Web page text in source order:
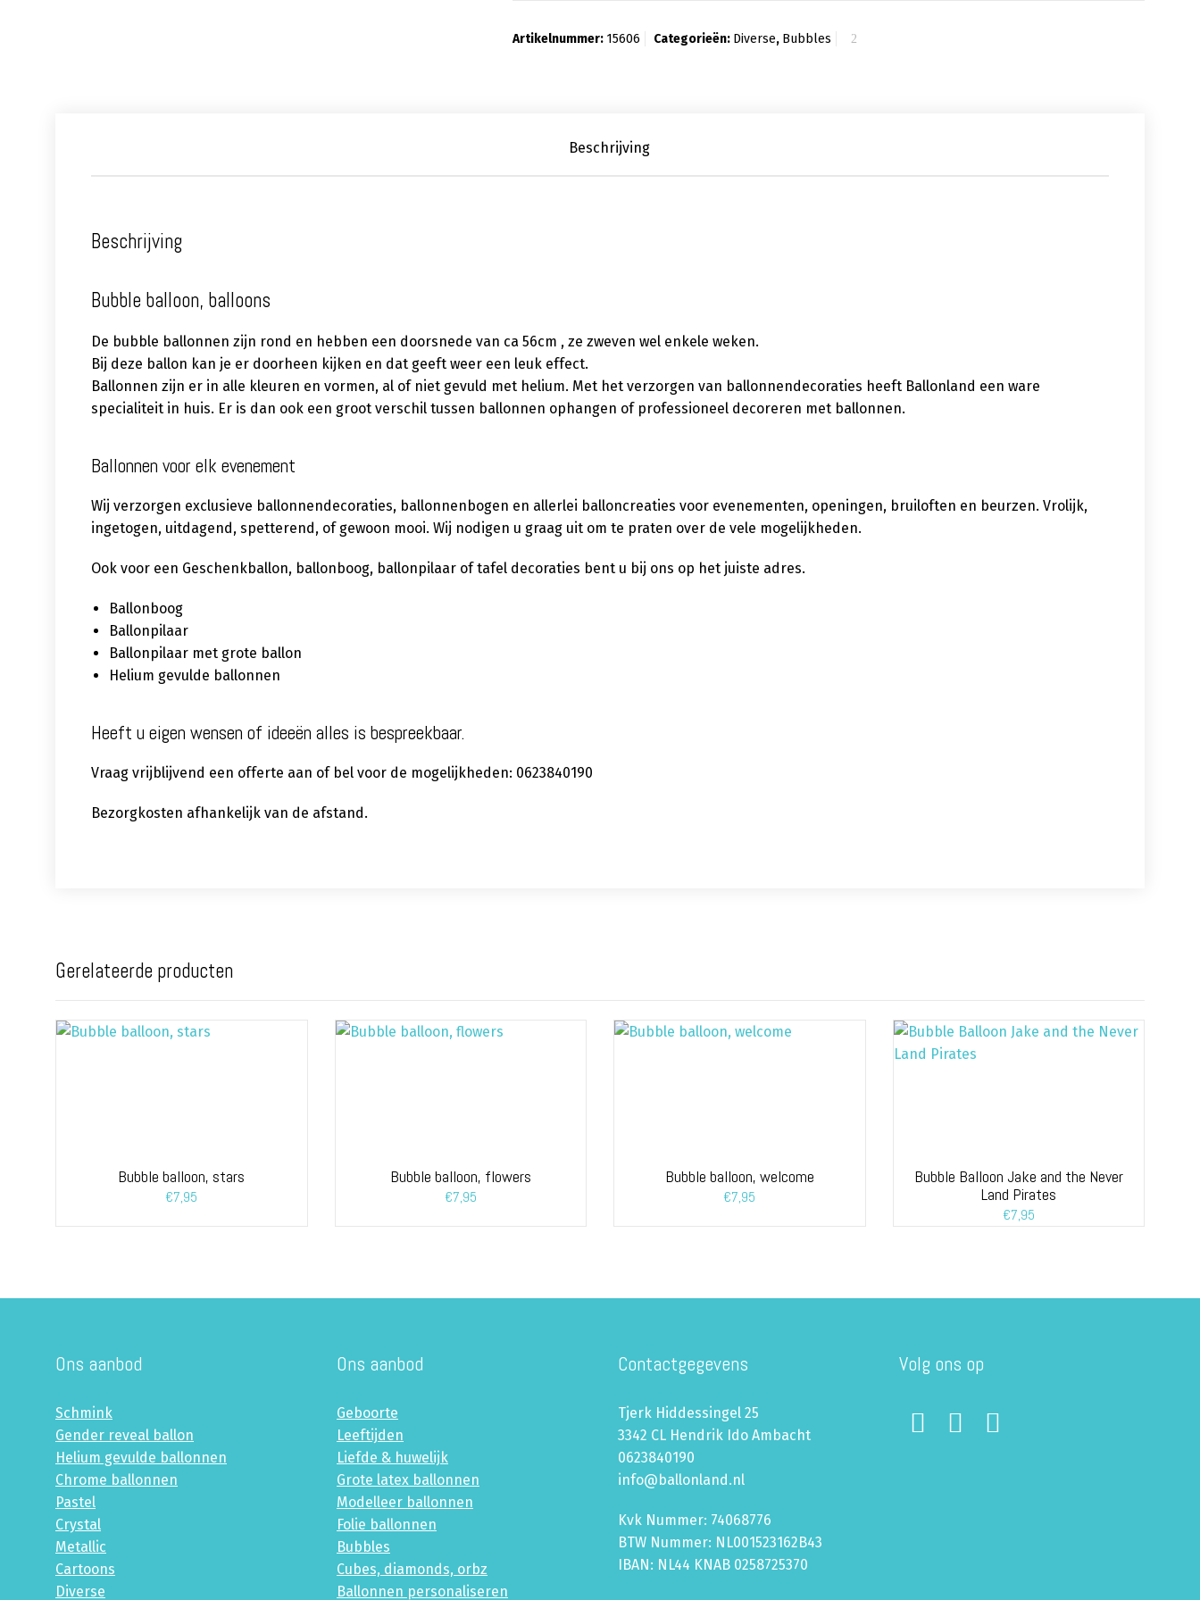
Artikelnummer: 15606 Categorieën: Diverse, Bubbles
Beschrijving
Beschrijving
Bubble balloon, balloons
De bubble ballonnen zijn rond en hebben een doorsnede van ca 56cm , ze zweven wel enkele weken.
Bij deze ballon kan je er doorheen kijken en dat geeft weer een leuk effect.
Ballonnen zijn er in alle kleuren en vormen, al of niet gevuld met helium. Met het verzorgen van ballonnendecoraties heeft Ballonland een ware
specialiteit in huis. Er is dan ook een groot verschil tussen ballonnen ophangen of professioneel decoreren met ballonnen.
Ballonnen voor elk evenement
Wij verzorgen exclusieve ballonnendecoraties, ballonnenbogen en allerlei balloncreaties voor evenementen, openingen, bruiloften en beurzen. Vrolijk,
ingetogen, uitdagend, spetterend, of gewoon mooi. Wij nodigen u graag uit om te praten over de vele mogelijkheden.
Ook voor een Geschenkballon, ballonboog, ballonpilaar of tafel decoraties bent u bij ons op het juiste adres.
Ballonboog
Ballonpilaar
Ballonpilaar met grote ballon
Helium gevulde ballonnen
Heeft u eigen wensen of ideeën alles is bespreekbaar.
Vraag vrijblijvend een offerte aan of bel voor de mogelijkheden: 0623840190
Bezorgkosten afhankelijk van de afstand.
Gerelateerde producten
Bubble balloon, stars
€7,95
Bubble balloon, flowers
€7,95
Bubble balloon, welcome
€7,95
Bubble Balloon Jake and the Never
Land Pirates
€7,95
Ons aanbod
Schmink
Gender reveal ballon
Helium gevulde ballonnen
Chrome ballonnen
Pastel
Crystal
Metallic
Cartoons
Diverse
Ons aanbod
Geboorte
Leeftijden
Liefde & huwelijk
Grote latex ballonnen
Modelleer ballonnen
Folie ballonnen
Bubbles
Cubes, diamonds, orbz
Ballonnen personaliseren
Contactgegevens
Tjerk Hiddessingel 25
3342 CL Hendrik Ido Ambacht
0623840190
info@ballonland.nl
Kvk Nummer: 74068776
BTW Nummer: NL001523162B43
IBAN: NL44 KNAB 0258725370
Volg ons op